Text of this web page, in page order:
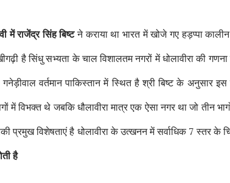
में राजेंद्र सिंह बिष्टने कराया था भारत में खोजे गए हड़प्पा
है सिंधु सभ्यता के चाल विशालतम नगरों में धोलावीरा की
वर्तमान पाकिस्तान में स्थित है श्री बिष्ट के अनुसार इस
विभक्त थे जबकि धौलावीरा मात्र एक ऐसा नगर था जो तीन
प्रमुख विशेषताएं है धोलावीरा के उत्खनन में सर्वाधिक 7 स्तर के
है